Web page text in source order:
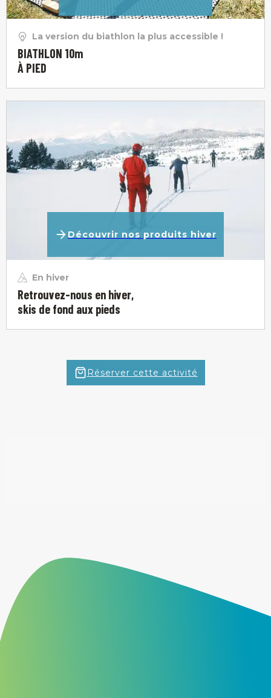
La version du biathlon la plus accessible !
BIATHLON 10m
À PIED
Découvrir nos produits hiver
En hiver
Retrouvez-nous en hiver,
skis de fond aux pieds
Réserver cette activité